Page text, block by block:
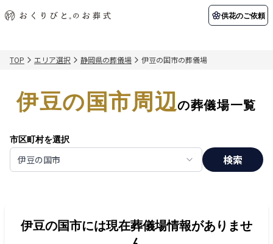
供花のご依頼
初めての方へ 納棺の儀とは？
アフターサポート
会社概要 店舗用地募集
関東エリア
千葉県
北海道エリア
ご葬儀事例 お客様の声
葬儀の知識 供花のご依頼
TOP エリア選択 静岡県の葬儀場 伊豆の国市の葬儀場
伊豆の国市周辺の葬儀場一覧
市区町村を選択
伊豆の国市 検索
伊豆の国市には現在葬儀場情報がありませ